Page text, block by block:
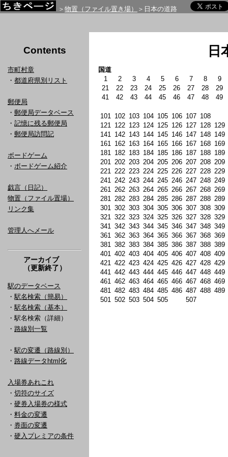
＞ 物置（ファイル置き場） ＞日本の道路
Contents
市町村章
・ 都道府県別リスト
郵便局
・ 郵便局データベース
・ 記憶に残る郵便局
・ 郵便局訪問記
ボードゲーム
・ ボードゲーム紹介
戯言（日記）
物置（ファイル置場）
リンク集
管理人へメール
アーカイブ
（更新終了）
駅のデータベース
・ 駅名検索（簡易）
・ 駅名検索（基本）
・駅名検索（詳細）
・ 路線別一覧
・ 駅の変遷（路線別）
・ 路線データhtml化
入場券あれこれ
・ 切符のサイズ
・ 硬券入場券の様式
・ 料金の変遷
・ 券面の変遷
・ 硬入プレミアの条件
日
国道
1
2 3 4 5 6 7 8
9
21
22 23 24 25 26 27 28
29
41
42 43 44 45 46 47 48 49
101 102 103 104 105 106 107 108
121 122 123 124 125 126 127 128 129
141 142 143 144 145 146 147 148 149
161 162 163 164 165 166 167 168 169
181 182 183 184 185 186 187 188 189
201 202 203 204 205 206 207 208 209
221 222 223 224 225 226 227 228 229
241 242 243 244 245 246 247 248 249
261 262 263 264 265 266 267 268 269
281 282 283 284 285 286 287 288 289
301 302 303 304 305 306 307 308 309
321 322 323 324 325 326 327 328 329
341 342 343 344 345 346 347 348 349
361 362 363 364 365 366 367 368 369
381 382 383 384 385 386 387 388 389
401 402 403 404 405 406 407 408 409
421 422 423 424 425 426 427 428 429
441 442 443 444 445 446 447 448 449
461 462 463 464 465 466 467 468 469
481 482 483 484 485 486 487 488 489
501 502 503 504 505 507